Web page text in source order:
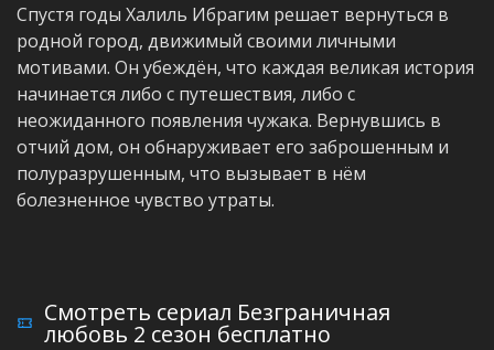
Спустя годы Халиль Ибрагим решает вернуться в
родной город, движимый своими личными
мотивами. Он убеждён, что каждая великая история
начинается либо с путешествия, либо с
неожиданного появления чужака. Вернувшись в
отчий дом, он обнаруживает его заброшенным и
полуразрушенным, что вызывает в нём
болезненное чувство утраты.
Смотреть сериал Безграничная
любовь 2 сезон бесплатно